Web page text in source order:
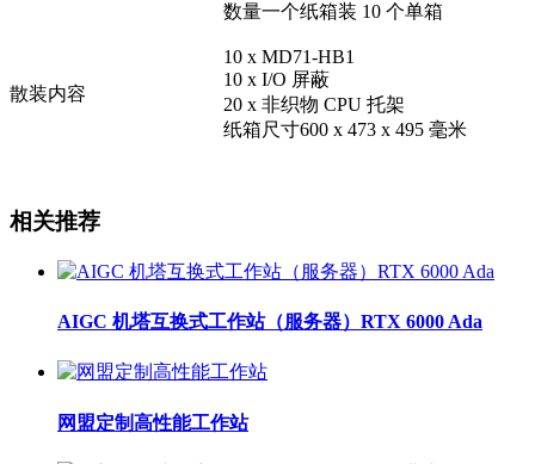
数量一个纸箱装 10 个单箱
散装内容
10 x MD71-HB1
10 x I/O 屏蔽
20 x 非织物 CPU 托架
纸箱尺寸600 x 473 x 495 毫米
相关推荐
AIGC 机塔互换式工作站（服务器）RTX 6000 Ada
网盟定制高性能工作站